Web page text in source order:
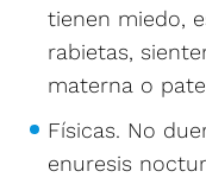
tienen miedo,
rabietas,
materna o
Físicas. No
enuresis